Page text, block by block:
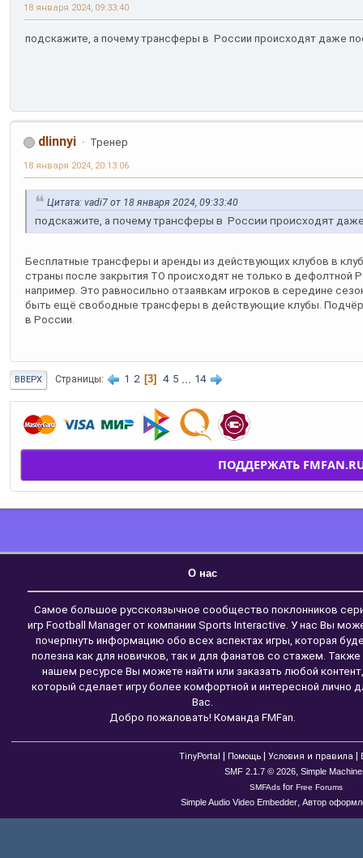
ПОДДЕРЖАТЬ
18 января 2024, 09:33:40
подскажите, а почему трансферы в России происходят даже
dlinnyi Тренер
18 января 2024, 20:13:06
Цитата: vadi7 от 18 января 2024, 09:33:40
подскажите, а почему трансферы в России происходят
Бесплатные трансферы и аренды из действующих клубов в
страны после закрытия ТО происходят не только в дефолтной
например. Это равносильно отзаявкам игроков в середине
быть ещё свободные трансферы в действующие клубы.
в России.
ВВЕРХ Страницы 1 2 3 4 5 ... 14
О нас
Самое большое русскоязычное сообщество поклонников
игр Football Manager от компании Sports Interactive. У нас Вы
почерпнуть информацию обо всех аспектах игры, которая
полезна как для новичков, так и для фанатов со стажем. Также
нашем ресурсе Вы можете найти или заказать любой контент,
который сделает игру более комфортной и интересной лично
Вас.
Добро пожаловать! Команда FMFan.
TinyPortal Помощь Условия и правила
SMF 2.1.7 © 2026, Simple
SMFAdsfor Free Forums
Simple Audio Video Embedder, Автор